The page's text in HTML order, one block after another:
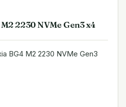
2230 NVMe Gen3 x4
BG4 M2 2230 NVMe Gen3